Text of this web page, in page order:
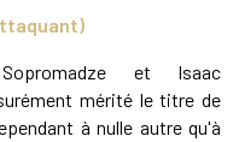
et Isaac
mérité le titre de
à nulle autre qu'à